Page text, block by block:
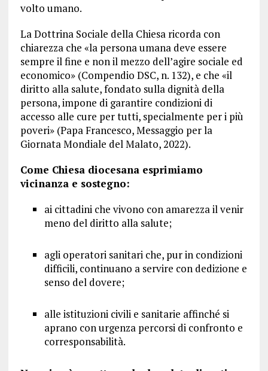
volto umano.
La Dottrina Sociale della Chiesa ricorda con
chiarezza che «la persona umana deve essere
sempre il fine e non il mezzo dell’agire sociale ed
economico» (Compendio DSC, n. 132), e che «il
diritto alla salute, fondato sulla dignità della
persona, impone di garantire condizioni di
accesso alle cure per tutti, specialmente per i più
poveri» (Papa Francesco, Messaggio per la
Giornata Mondiale del Malato, 2022).
Come Chiesa diocesana esprimiamo
vicinanza e sostegno:
ai cittadini che vivono con amarezza il venir
meno del diritto alla salute;
agli operatori sanitari che, pur in condizioni
difficili, continuano a servire con dedizione e
senso del dovere;
alle istituzioni civili e sanitarie affinché si
aprano con urgenza percorsi di confronto e
corresponsabilità.